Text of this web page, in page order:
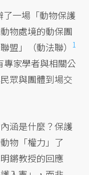
一場「動物保護
物處境的動保團
盟」
（動法聯）1
專家學者與相關公
眾與團體到場交
涵是什麼？保護
物「權力」了
鏘教授的回應